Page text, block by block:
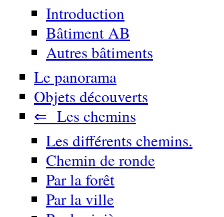
Introduction
Bâtiment AB
Autres bâtiments
Le panorama
Objets découverts
⇐ Les chemins
Les différents chemins.
Chemin de ronde
Par la forêt
Par la ville